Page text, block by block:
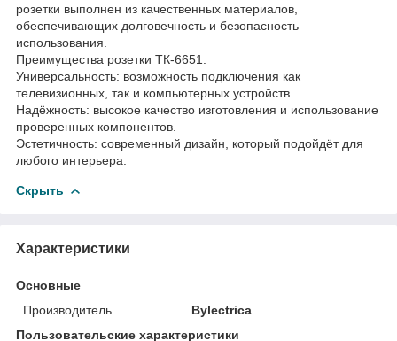
розетки выполнен из качественных материалов,
обеспечивающих долговечность и безопасность
использования.
Преимущества розетки ТК-6651:
Универсальность: возможность подключения как
телевизионных, так и компьютерных устройств.
Надёжность: высокое качество изготовления и использование
проверенных компонентов.
Эстетичность: современный дизайн, который подойдёт для
любого интерьера.
Скрыть
Характеристики
Основные
Производитель
Bylectrica
Пользовательские характеристики